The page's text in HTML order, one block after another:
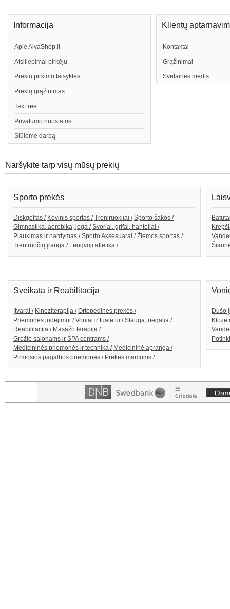
Informacija
Apie AivaShop.lt
Atsiliepimai pirkėjų
Prekių pirkimo taisyklės
Prekių grąžinimas
TaxFree
Privatumo nuostatos
Siūlome darbą
Klientų
Kontaktai
Grąžinimai
Svetainės medis
Naršykite tarp visų mūsų prekių
Sporto prekės
Diskgolfas / Kovinis sportas / Treniruokliai / Sporto šakos /
Gimnastika, aerobika, joga / Svoriai, grifai, hanteliai /
Plaukimas ir nardymas / Sporto Aksesuarai / Žiemos sportas /
Treniruočių įranga / Lengvoji atletika /
Sveikata ir Reabilitacija
Įtvarai / Kineziterapija / Ortopedines prekės /
Priemonės judėjimui / Voniai ir tualetui / Slauga, negalia /
Reabilitacija / Masažo terapija /
Grožio salonams ir SPA centrams /
Medicininės priemonės ir technika / Medicininė apranga /
Pirmosios pagalbos priemonės / Prekės mamoms /
Dušo